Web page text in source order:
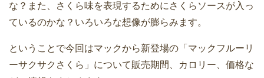
な？また、さくら味を表現するためにさくらソースが入っ
ているのかな？いろいろな想像が膨らみます。
ということで今回はマックから新登場の「マックフルーリ
ーサクサクさくら」について販売期間、カロリー、価格な